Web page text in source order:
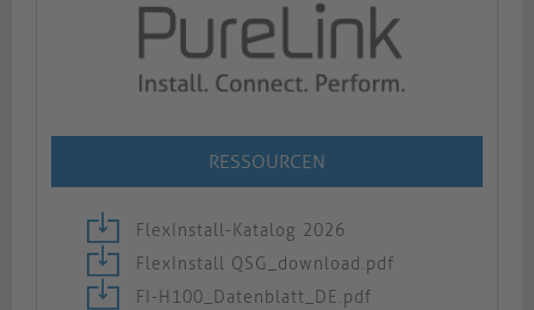
RESSOURCEN
FlexInstall-Katalog 2026
FlexInstall QSG_download.pdf
FI-H100_Datenblatt_DE.pdf